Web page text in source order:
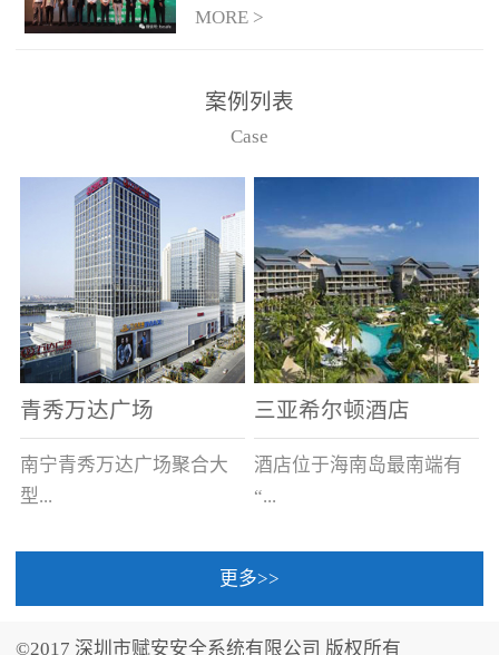
联，一台监控主机最多可
从监控主机上获取，最多
只能接6台，超过的需从现
MORE >
案例列表
Case
青秀万达广场
南宁青秀万达广场聚合大
型...
三亚希尔顿酒店
酒店位于海南岛最南端有
“...
中国的海岛天堂”之美称的
更多>>
©2017 深圳市赋安安全系统有限公司 版权所有